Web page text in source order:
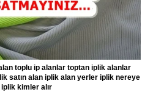
toplu ip alanlar toptan iplik alanlar
satın alan iplik alan yerler iplik nereye
iplik kimler alır